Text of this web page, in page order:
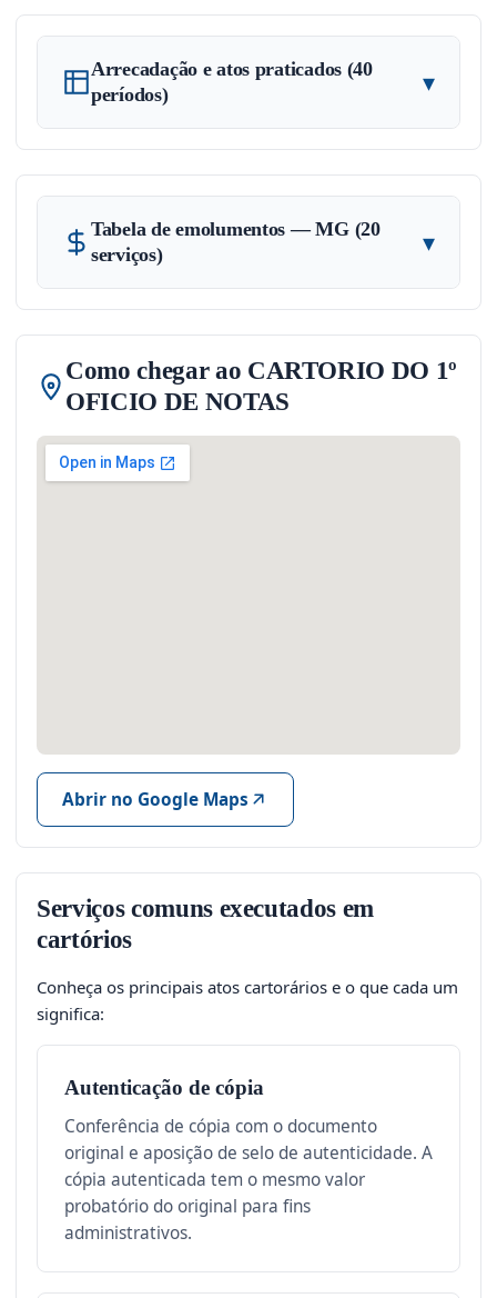
Arrecadação e atos praticados (40
períodos)
▾
Tabela de emolumentos — MG (20
serviços)
▾
Como chegar ao CARTORIO DO 1º
OFICIO DE NOTAS
Abrir no Google Maps
Serviços comuns executados em
cartórios
Conheça os principais atos cartorários e o que cada um
significa:
Autenticação de cópia
Conferência de cópia com o documento
original e aposição de selo de autenticidade. A
cópia autenticada tem o mesmo valor
probatório do original para fins
administrativos.